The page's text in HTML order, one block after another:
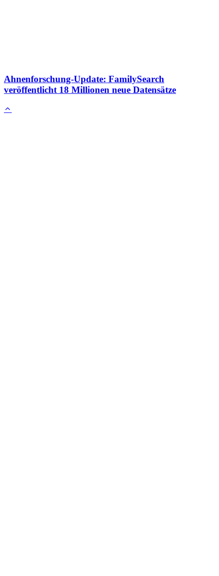
Ahnenforschung-Update: FamilySearch
veröffentlicht 18 Millionen neue Datensätze